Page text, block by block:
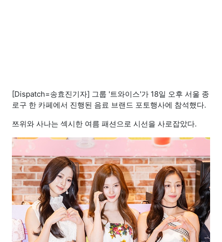
[Dispatch=송효진기자] 그룹 '트와이스'가 18일 오후 서울 종
로구 한 카페에서 진행된 음료 브랜드 포토행사에 참석했다.
쯔위와 사나는 섹시한 여름 패션으로 시선을 사로잡았다.